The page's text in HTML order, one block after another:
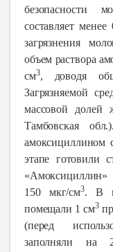
безопасности
составляет
загрязнения
объем раствора
см3, доводя
Загрязняемой
массовой долей
Тамбовская
амоксициллином
этапе готовили
150 мкг/см3. В
помещали 1 см3
(перед
заполняли на